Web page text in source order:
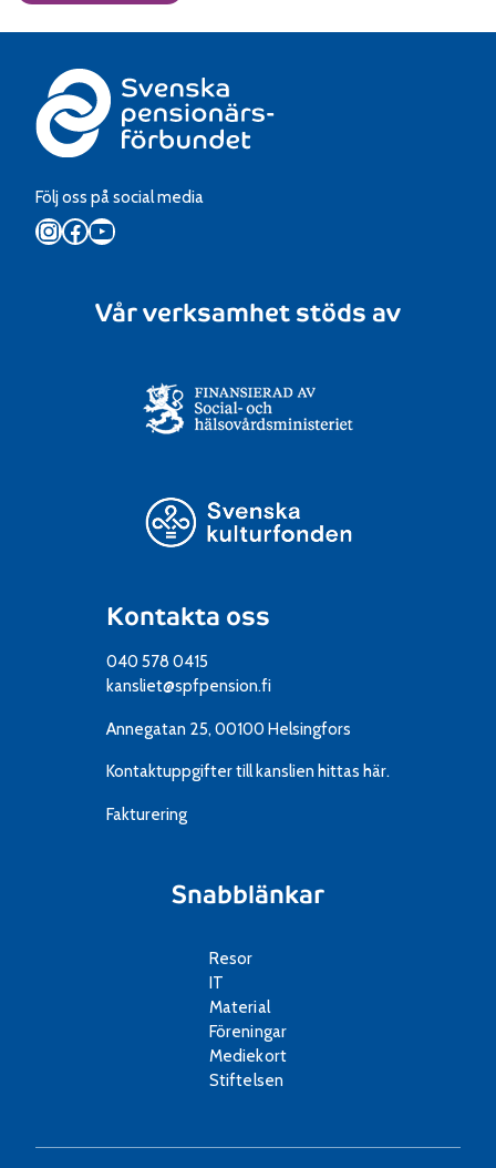
Följ oss på social media
Instagram
Facebook
YouTube
Kontakta oss
040 578 0415
kansliet@spfpension.fi
Annegatan 25, 00100 Helsingfors
Kontaktuppgifter till kanslien hittas här.
Fakturering
Snabblänkar
Resor
IT
Material
Föreningar
Mediekort
Stiftelsen
Vår verksamhet stöds av